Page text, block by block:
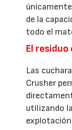
de la
todo el
El
Las
Crusher
utilizando